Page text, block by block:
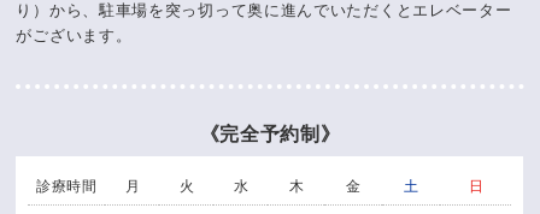
り）から、駐車場を突っ切って奥に進んでいただくとエレベーター
がございます。
《完全予約制》
診療時間 月 火 水 木 金 土 日